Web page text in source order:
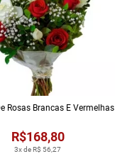
3x de R$ 56,27
R$168,80
Rosas Brancas E Vermelhas